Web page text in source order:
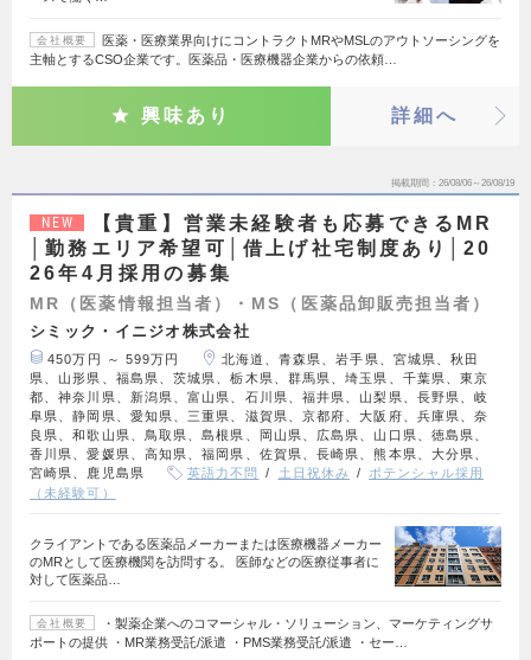
会社概要
医薬・医療業界向けにコントラクトMRやMSLのアウトソーシングを
主軸とするCSO企業です。医薬品・医療機器企業からの依頼…
興味あり 詳細へ
掲載期間 26/08/06～26/08/19
NEW
【貴重】営業未経験者も応募できるMR
│勤務エリア希望可│借上げ社宅制度あり│20
26年4月採用の募集
MR（医薬情報担当者）・MS（医薬品卸販売担当者）
シミック・イニジオ株式会社
450万円 ～ 599万円
北海道、青森県、岩手県、宮城県、秋田
県、山形県、福島県、茨城県、栃木県、群馬県、埼玉県、千葉県、東京
都、神奈川県、新潟県、富山県、石川県、福井県、山梨県、長野県、岐
阜県、静岡県、愛知県、三重県、滋賀県、京都府、大阪府、兵庫県、奈
良県、和歌山県、鳥取県、島根県、岡山県、広島県、山口県、徳島県、
香川県、愛媛県、高知県、福岡県、佐賀県、長崎県、熊本県、大分県、
宮崎県、鹿児島県
英語力不問 土日祝休み
ポテンシャル採用
（未経験可）
クライアントである医薬品メーカーまたは医療機器メーカー
のMRとして医療機関を訪問する。 医師などの医療従事者に
対して医薬品…
会社概要
・製薬企業へのコマーシャル・ソリューション、マーケティングサ
ポートの提供 ・MR業務受託/派遣 ・PMS業務受託/派遣 ・セー…